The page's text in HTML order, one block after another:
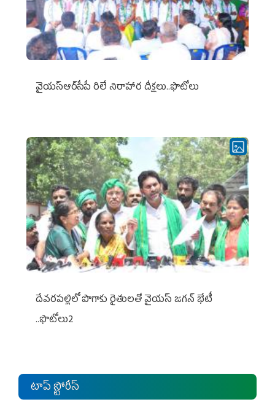
వైయ‌స్ఆర్‌సీపీ రిలే నిరాహార దీక్షలు..ఫొటోలు
దేవరపల్లిలో పొగాకు రైతులతో వైయస్ జగన్ భేటీ
..ఫొటోలు2
టాప్ స్టోరీస్